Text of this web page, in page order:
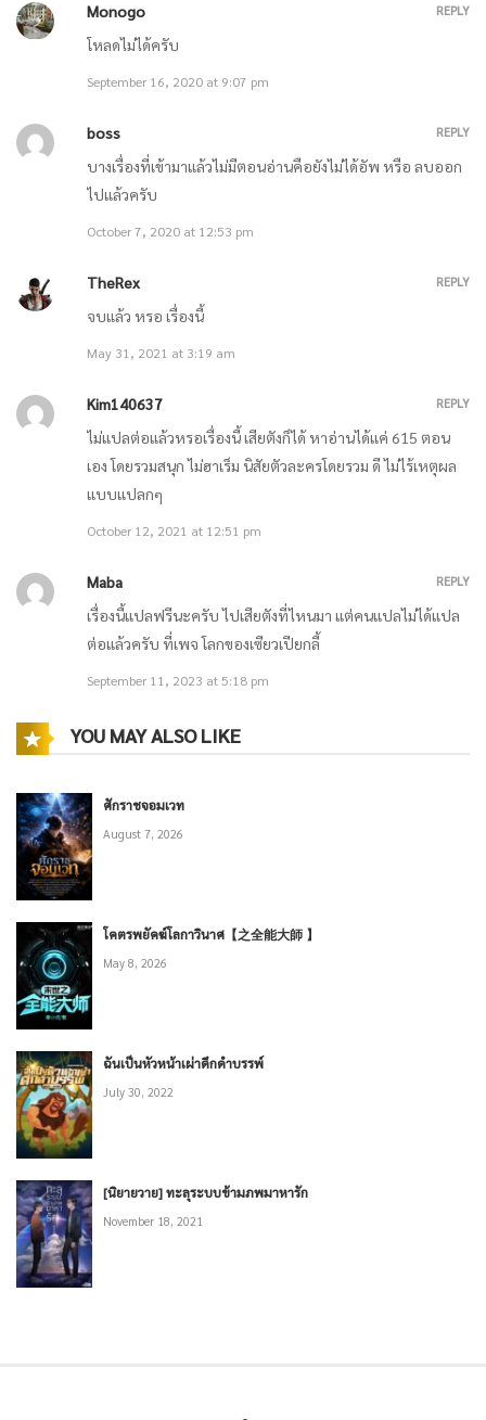
Monogo
โหลดไม่ได้ครับ
September 16, 2020 at 9:07 pm
REPLY
boss
บางเรื่องที่เข้ามาแล้วไม่มีตอนอ่านคือยังไม่ได้อัพ หรือ ลบออก
ไปแล้วครับ
October 7, 2020 at 12:53 pm
REPLY
TheRex
จบแล้ว หรอ เรื่องนี้
May 31, 2021 at 3:19 am
REPLY
Kim140637
ไม่แปลต่อแล้วหรอเรื่องนี้ เสียตังก็ได้ หาอ่านได้แค่ 615 ตอน
เอง โดยรวมสนุก ไม่ฮาเร็ม นิสัยตัวละครโดยรวม ดี ไม่ไร้เหตุผล
แบบแปลกๆ
October 12, 2021 at 12:51 pm
REPLY
Maba
เรื่องนี้แปลฟรีนะครับ ไปเสียตังที่ไหนมา แต่คนแปลไม่ได้แปล
ต่อแล้วครับ ที่เพจ โลกของเซียวเปียกลี้
September 11, 2023 at 5:18 pm
REPLY
YOU MAY ALSO LIKE
ศักราชจอมเวท
August 7, 2026
โคตรพยัคฆ์โลกาวินาศ【之全能大師 】
May 8, 2026
ฉันเป็นหัวหน้าเผ่าดึกดำบรรพ์
July 30, 2022
[นิยายวาย] ทะลุระบบข้ามภพมาหารัก
November 18, 2021